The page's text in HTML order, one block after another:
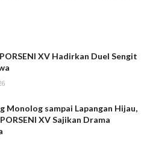
XV Hadirkan Duel Sengit
Monolog sampai Lapangan Hijau,
XV Sajikan Drama